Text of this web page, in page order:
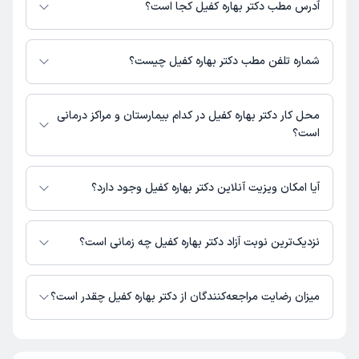
آدرس مطب دکتر بهاره کفیل کجا است؟
دکتر بهاره کفیل 1 مطب فعال دارند. آدرس مطب‌های دکتر بهاره کفیل به شرح زیر
است.
پزشکی تهران، طبقه 4
شماره تلفن مطب دکتر بهاره کفیل چیست؟
مطب خیابان بهشتی (عباس آباد) : 09195171690_02188521565
محل کار دکتر بهاره کفیل در کدام بیمارستان و مراکز درمانی
است؟
اطلاعاتی درباره محل فعالیت دکتر بهاره کفیل در مراکز درمانی در دسترس نیست.
آیا امکان ویزیت آنلاین دکتر بهاره کفیل وجود دارد؟
در حال حاضر اطلاعاتی درباره ارائه ویزیت آنلاین توسط دکتر بهاره کفیل در
دسترس نیست. برای دریافت اطلاعات دقیق‌تر، لطفاً با مطب تماس بگیرید.
نزدیک‌ترین نوبت آزاد دکتر بهاره کفیل چه زمانی است؟
دکتر بهاره کفیل از روز شنبه 17 مرداد 1405 بیمار جدید می‌پذیرند.
میزان رضایت مراجعه‌کنندگان از دکتر بهاره کفیل چقدر است؟